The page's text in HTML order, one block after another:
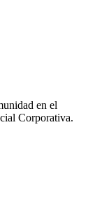
en el
Corporativa.